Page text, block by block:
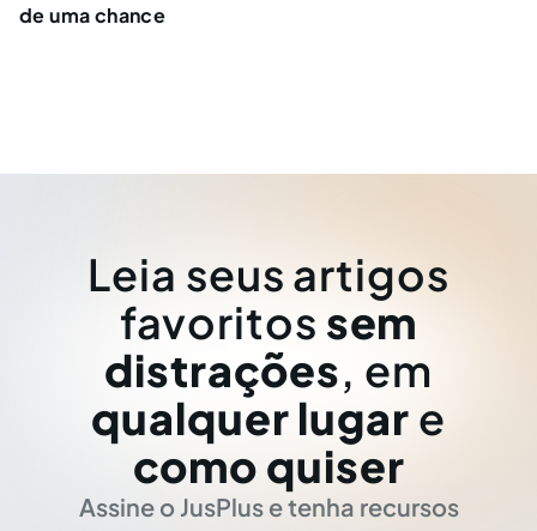
de uma chance
Leia seus artigos
favoritos sem
distrações, em
qualquer lugar e
como quiser
Assine o JusPlus e tenha recursos